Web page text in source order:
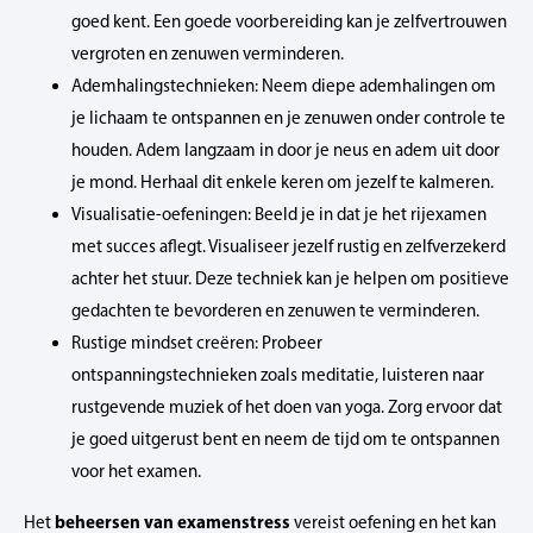
goed kent. Een goede voorbereiding kan je zelfvertrouwen
vergroten en zenuwen verminderen.
Ademhalingstechnieken: Neem diepe ademhalingen om
je lichaam te ontspannen en je zenuwen onder controle te
houden. Adem langzaam in door je neus en adem uit door
je mond. Herhaal dit enkele keren om jezelf te kalmeren.
Visualisatie-oefeningen: Beeld je in dat je het rijexamen
met succes aflegt. Visualiseer jezelf rustig en zelfverzekerd
achter het stuur. Deze techniek kan je helpen om positieve
gedachten te bevorderen en zenuwen te verminderen.
Rustige mindset creëren: Probeer
ontspanningstechnieken zoals meditatie, luisteren naar
rustgevende muziek of het doen van yoga. Zorg ervoor dat
je goed uitgerust bent en neem de tijd om te ontspannen
voor het examen.
Hetbeheersen van examenstress vereist oefening en het kan